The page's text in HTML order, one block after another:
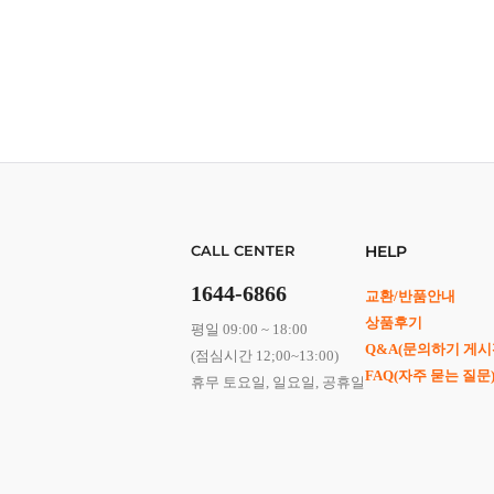
CALL CENTER
1644-6866
평일 09:00 ~ 18:00
(점심시간 12;00~13:00)
휴무 토요일, 일요일, 공휴일
HELP
교환/반품안내
상품후기
Q&A(문의하기 게시
FAQ(자주 묻는 질문)